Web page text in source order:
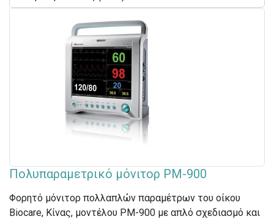
Πολυπαραμετρικό μόνιτορ PM-900
Φορητό μόνιτορ πολλαπλών παραμέτρων του οίκου
Biocare, Κίνας, μοντέλου PM-900 με απλό σχεδιασμό και